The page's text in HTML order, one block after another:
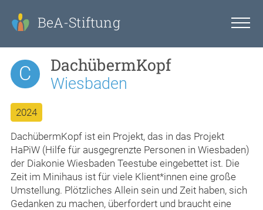
BeA-Stiftung
C DachübermKopf
Wiesbaden
2024
DachübermKopf ist ein Projekt, das in das Projekt
HaPiW (Hilfe für ausgegrenzte Personen in Wiesbaden)
der Diakonie Wiesbaden Teestube eingebettet ist. Die
Zeit im Minihaus ist für viele Klient*innen eine große
Umstellung. Plötzliches Allein sein und Zeit haben, sich
Gedanken zu machen, überfordert und braucht eine